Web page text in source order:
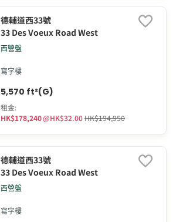
德輔道西33號
33 Des Voeux Road West
西營盤
寫字樓
5,570 ft²(G)
租金:
HK$178,240@HK$32.00HK$194,950
德輔道西33號
33 Des Voeux Road West
西營盤
寫字樓